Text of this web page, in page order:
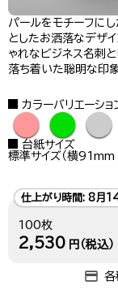
パールをモチーフにし
としたお洒落なデザ
ゃれなビジネス名刺
落ち着いた聡明な印
カラーバリエーショ
● ● ●
台紙サイズ
標準サイズ（横
仕上がり時間: 8月
100枚
2,530 円（税込）
各